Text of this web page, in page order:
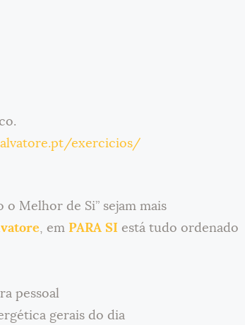
exercicios/
o Melhor de Si” sejam mais
, em PARA SI está tudo ordenado
pessoal
gerais do dia